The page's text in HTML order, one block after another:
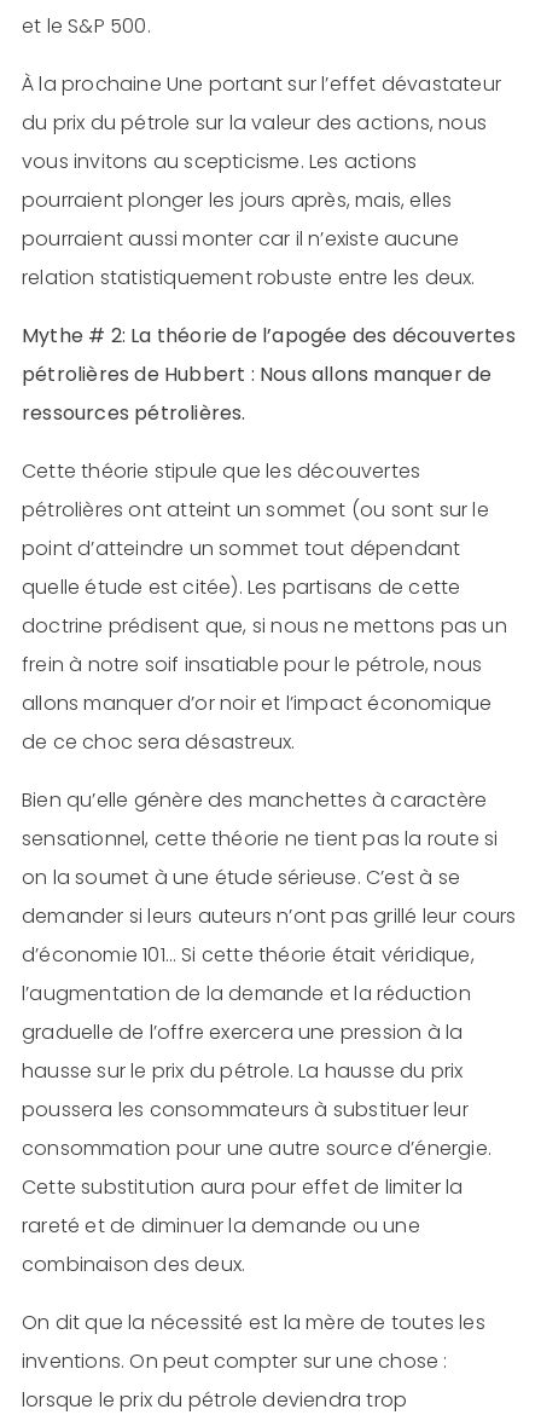
et le S&P 500.
À la prochaine Une portant sur l’effet dévastateur
du prix du pétrole sur la valeur des actions, nous
vous invitons au scepticisme. Les actions
pourraient plonger les jours après, mais, elles
pourraient aussi monter car il n’existe aucune
relation statistiquement robuste entre les deux.
Mythe # 2: La théorie de l’apogée des découvertes
pétrolières de Hubbert : Nous allons manquer de
ressources pétrolières.
Cette théorie stipule que les découvertes
pétrolières ont atteint un sommet (ou sont sur le
point d’atteindre un sommet tout dépendant
quelle étude est citée). Les partisans de cette
doctrine prédisent que, si nous ne mettons pas un
frein à notre soif insatiable pour le pétrole, nous
allons manquer d’or noir et l’impact économique
de ce choc sera désastreux.
Bien qu’elle génère des manchettes à caractère
sensationnel, cette théorie ne tient pas la route si
on la soumet à une étude sérieuse. C’est à se
demander si leurs auteurs n’ont pas grillé leur cours
d’économie 101… Si cette théorie était véridique,
l’augmentation de la demande et la réduction
graduelle de l’offre exercera une pression à la
hausse sur le prix du pétrole. La hausse du prix
poussera les consommateurs à substituer leur
consommation pour une autre source d’énergie.
Cette substitution aura pour effet de limiter la
rareté et de diminuer la demande ou une
combinaison des deux.
On dit que la nécessité est la mère de toutes les
inventions. On peut compter sur une chose :
lorsque le prix du pétrole deviendra trop